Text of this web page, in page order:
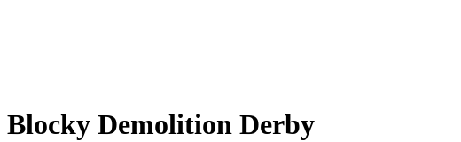
Blocky Demolition Derby